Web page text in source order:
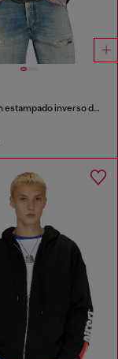
Jersey con estampado inverso descolorido